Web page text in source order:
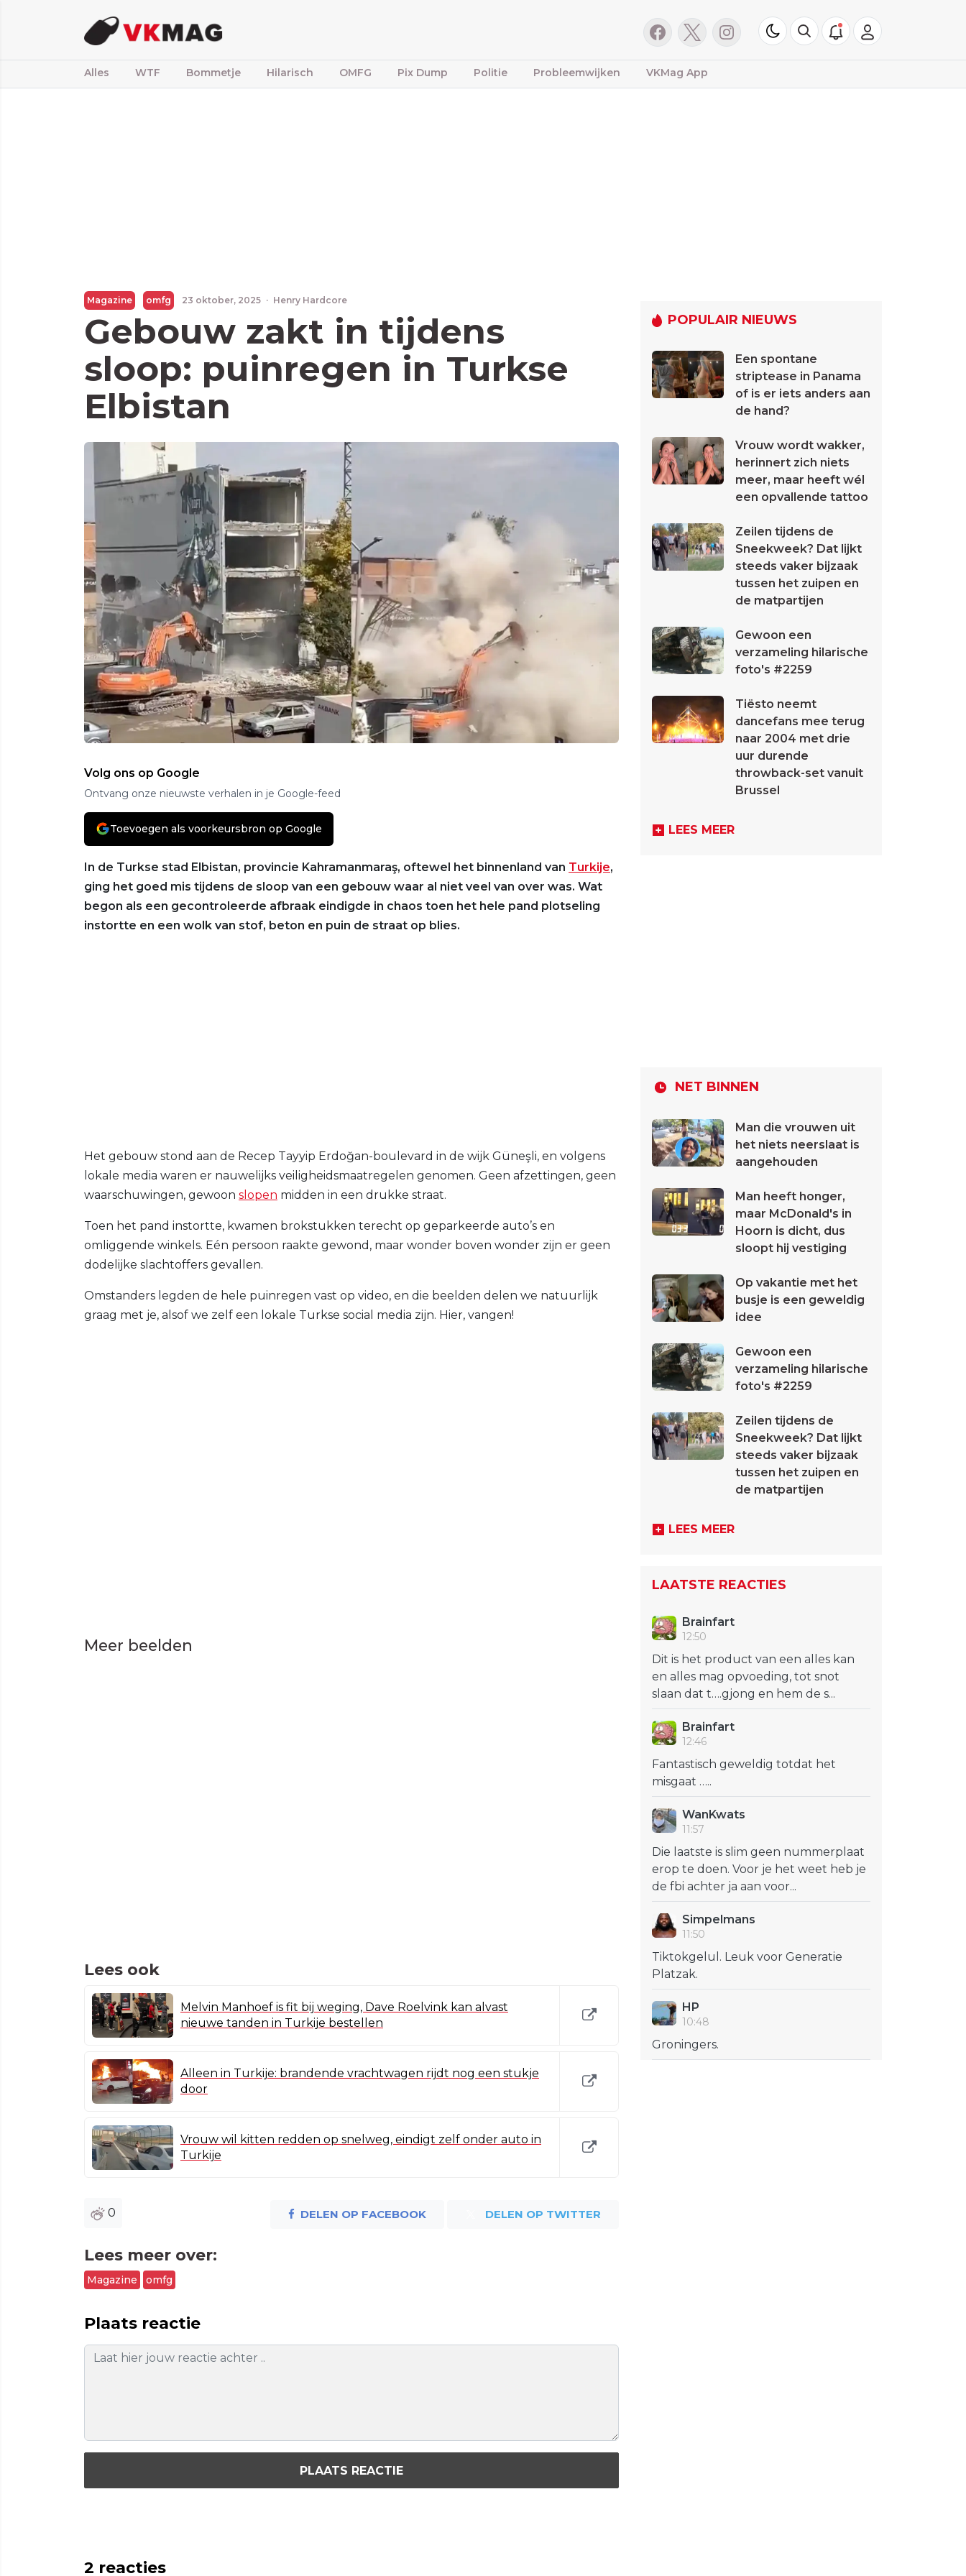
Alles WTF Bommetje Hilarisch OMFG Pix Dump Politie Probleemwijken VKMag App
Magazine omfg 23 oktober, 2025 · Henry Hardcore
Gebouw zakt in tijdens
sloop: puinregen in Turkse
Elbistan
Volg ons op Google
Ontvang onze nieuwste verhalen in je Google-feed
Toevoegen als voorkeursbron op Google
In de Turkse stad Elbistan, provincie Kahramanmaraş, oftewel het binnenland van Turkije,
ging het goed mis tijdens de sloop van een gebouw waar al niet veel van over was. Wat
begon als een gecontroleerde afbraak eindigde in chaos toen het hele pand plotseling
instortte en een wolk van stof, beton en puin de straat op blies.
Het gebouw stond aan de Recep Tayyip Erdoğan-boulevard in de wijk Güneşli, en volgens
lokale media waren er nauwelijks veiligheidsmaatregelen genomen. Geen afzettingen, geen
waarschuwingen, gewoon slopen midden in een drukke straat.
Toen het pand instortte, kwamen brokstukken terecht op geparkeerde auto’s en
omliggende winkels. Eén persoon raakte gewond, maar wonder boven wonder zijn er geen
dodelijke slachtoffers gevallen.
Omstanders legden de hele puinregen vast op video, en die beelden delen we natuurlijk
graag met je, alsof we zelf een lokale Turkse social media zijn. Hier, vangen!
Meer beelden
Lees ook
Melvin Manhoef is fit bij weging, Dave Roelvink kan alvast
nieuwe tanden in Turkije bestellen
Alleen in Turkije: brandende vrachtwagen rijdt nog een stukje
door
Vrouw wil kitten redden op snelweg, eindigt zelf onder auto in
Turkije
0 DELEN OP FACEBOOK DELEN OP TWITTER
Lees meer over:
Magazine omfg
Plaats reactie
PLAATS REACTIE
2 reacties
POPULAIR NIEUWS
Een spontane
striptease in Panama
of is er iets anders aan
de hand?
Vrouw wordt wakker,
herinnert zich niets
meer, maar heeft wél
een opvallende tattoo
Zeilen tijdens de
Sneekweek? Dat lijkt
steeds vaker bijzaak
tussen het zuipen en
de matpartijen
Gewoon een
verzameling hilarische
foto's #2259
Tiësto neemt
dancefans mee terug
naar 2004 met drie
uur durende
throwback-set vanuit
Brussel
LEES MEER
NET BINNEN
Man die vrouwen uit
het niets neerslaat is
aangehouden
Man heeft honger,
maar McDonald's in
Hoorn is dicht, dus
sloopt hij vestiging
Op vakantie met het
busje is een geweldig
idee
Gewoon een
verzameling hilarische
foto's #2259
Zeilen tijdens de
Sneekweek? Dat lijkt
steeds vaker bijzaak
tussen het zuipen en
de matpartijen
LEES MEER
LAATSTE REACTIES
Brainfart
12:50
Dit is het product van een alles kan
en alles mag opvoeding, tot snot
slaan dat t….gjong en hem de s...
Brainfart
12:46
Fantastisch geweldig totdat het
misgaat …..
WanKwats
11:57
Die laatste is slim geen nummerplaat
erop te doen. Voor je het weet heb je
de fbi achter ja aan voor...
Simpelmans
11:50
Tiktokgelul. Leuk voor Generatie
Platzak.
HP
10:48
Groningers.